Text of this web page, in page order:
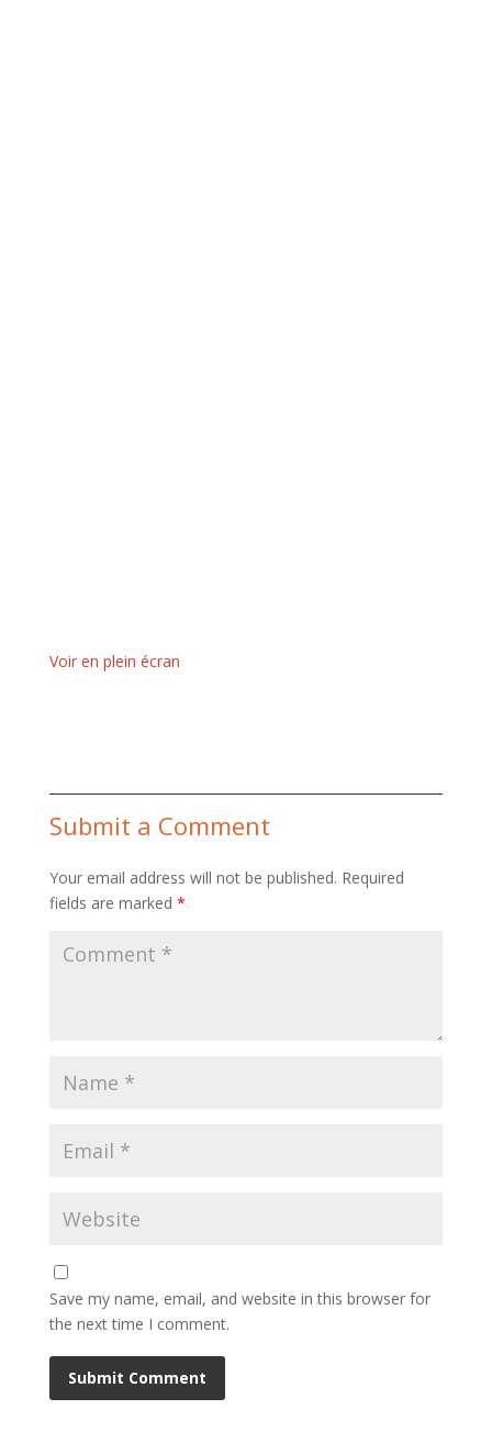
Voir en plein écran
Submit a Comment
Your email address will not be published. Required
fields are marked *
Save my name, email, and website in this browser for
the next time I comment.